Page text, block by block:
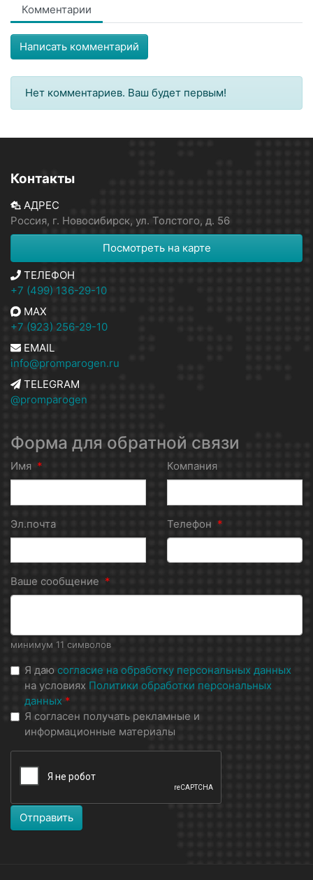
Комментарии
Написать комментарий
Нет комментариев. Ваш будет первым!
Контакты
АДРЕС
Россия, г. Новосибирск, ул. Толстого, д. 56
Посмотреть на карте
ТЕЛЕФОН
+7 (499) 136-29-10
MAX
+7 (923) 256-29-10
EMAIL
info@promparogen.ru
TELEGRAM
@promparogen
Форма для обратной связи
Имя * Компания
Эл.почта Телефон *
Ваше сообщение *
минимум 11 символов
Я даю согласие на обработку персональных данных
на условиях Политики обработки персональных
данных *
Я согласен получать рекламные и
информационные материалы
Отправить